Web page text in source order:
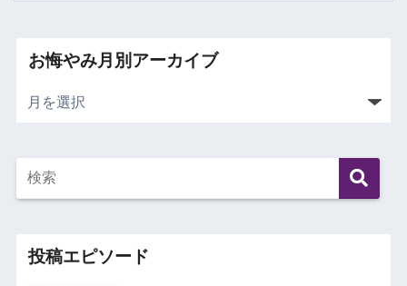
お悔やみ月別アーカイブ
投稿エピソード